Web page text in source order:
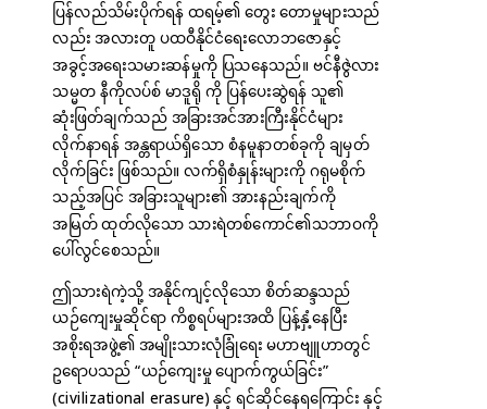
ပြန်လည်သိမ်းပိုက်ရန် ထရမ့်၏ တွေး တောမှုများသည်
လည်း အလားတူ ပထဝီနိုင်ငံရေးလောဘဇောနှင့်
အခွင့်အရေးသမားဆန်မှုကို ပြသနေသည်။ ဗင်နီဇွဲလား
သမ္မတ နီကိုလပ်စ် မာဒူရို ကို ပြန်ပေးဆွဲရန် သူ၏
ဆုံးဖြတ်ချက်သည် အခြားအင်အားကြီးနိုင်ငံများ
လိုက်နာရန် အန္တရာယ်ရှိသော စံနမူနာတစ်ခုကို ချမှတ်
လိုက်ခြင်း ဖြစ်သည်။ လက်ရှိစံနှုန်းများကို ဂရုမစိုက်
သည့်အပြင် အခြားသူများ၏ အားနည်းချက်ကို
အမြတ် ထုတ်လိုသော သားရဲတစ်ကောင်၏သဘာဝကို
ပေါ်လွင်စေသည်။
ဤသားရဲကဲ့သို့ အနိုင်ကျင့်လိုသော စိတ်ဆန္ဒသည်
ယဉ်ကျေးမှုဆိုင်ရာ ကိစ္စရပ်များအထိ ပြန့်နှံ့နေပြီး
အစိုးရအဖွဲ့၏ အမျိုးသားလုံခြုံရေး မဟာဗျူဟာတွင်
ဥရောပသည် “ယဉ်ကျေးမှု ပျောက်ကွယ်ခြင်း”
(civilizational erasure) နှင့် ရင်ဆိုင်နေရကြောင်း နှင့်